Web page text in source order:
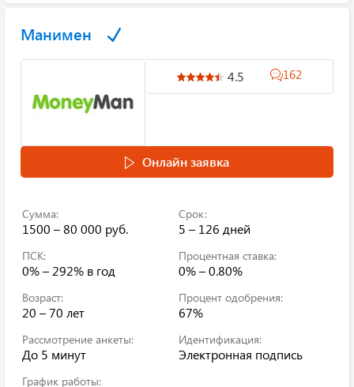
Манимен
4.5 162
Онлайн заявка
Сумма:
1500 – 80 000 руб.
Срок:
5 – 126 дней
ПСК:
0% – 292% в год
Процентная ставка:
0% – 0.80%
Возраст:
20 – 70 лет
Процент одобрения:
67%
Рассмотрение анкеты:
До 5 минут
Идентификация:
Электронная подпись
График работы: